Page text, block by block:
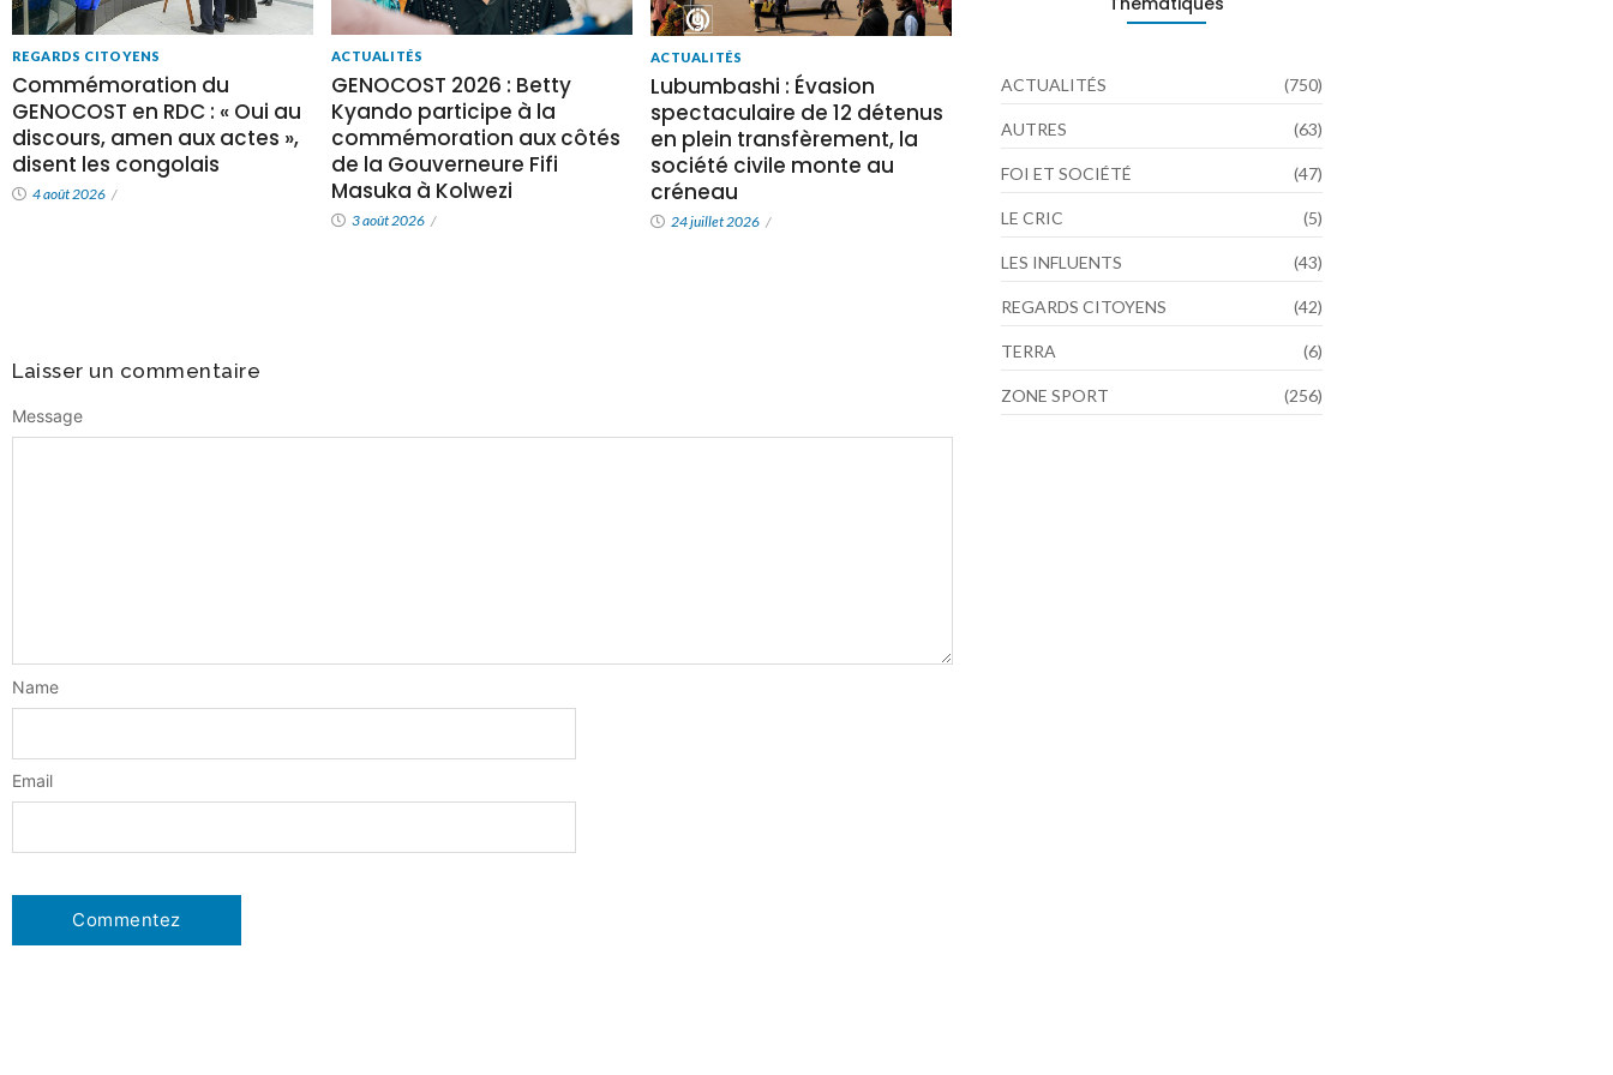
REGARDS CITOYENS
Commémoration du
GENOCOST en RDC : « Oui au
discours, amen aux actes »,
disent les congolais
4 août 2026 /
ACTUALITÉS
GENOCOST 2026 : Betty
Kyando participe à la
commémoration aux côtés
de la Gouverneure Fifi
Masuka à Kolwezi
3 août 2026 /
ACTUALITÉS
Lubumbashi : Évasion
spectaculaire de 12 détenus
en plein transfèrement, la
société civile monte au
créneau
24 juillet 2026 /
Laisser un commentaire
Message
Name
Email
ACTUALITÉS (750)
AUTRES (63)
FOI ET SOCIÉTÉ (47)
LE CRIC (5)
LES INFLUENTS (43)
REGARDS CITOYENS (42)
TERRA (6)
ZONE SPORT (256)